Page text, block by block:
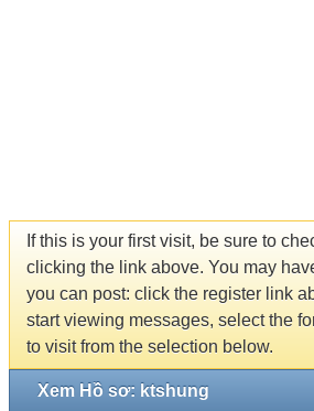
If this is your first visit, be sure to
clicking the link above. You may
you can post: click the register link
start viewing messages, select the
to visit from the selection below.
Xem Hồ sơ: ktshung